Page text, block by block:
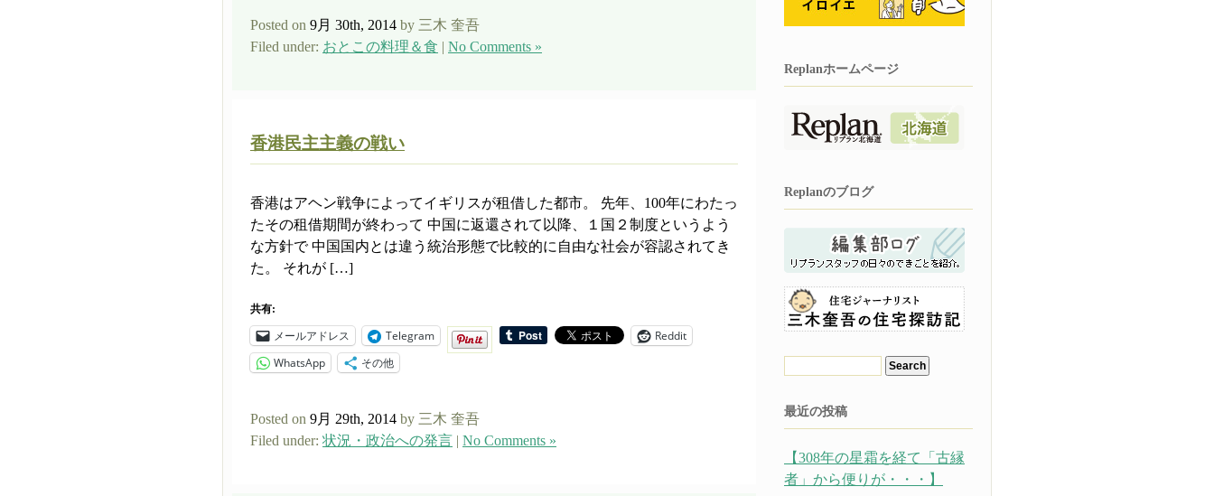
Posted on 9月 30th, 2014 by 三木 奎吾
Filed under: おとこの料理＆食 | No Comments »
香港民主主義の戦い
香港はアヘン戦争によってイギリスが租借した都市。 先年、100年にわたっ
たその租借期間が終わって 中国に返還されて以降、１国２制度というよう
な方針で 中国国内とは違う統治形態で比較的に自由な社会が容認されてき
た。 それが […]
共有:
メールアドレス Telegram
Reddit
WhatsApp
その他
Posted on 9月 29th, 2014 by 三木 奎吾
Filed under: 状況・政治への発言 | No Comments »
Replanホームページ
Replanのブログ
最近の投稿
【308年の星霜を経て「古縁
者」から便りが・・・】